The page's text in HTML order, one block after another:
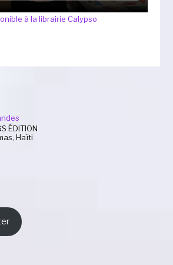
à la librairie Calypso
ÉDITION
Haïti